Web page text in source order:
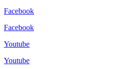
Facebook
Facebook
Youtube
Youtube